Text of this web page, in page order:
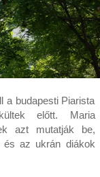
a budapesti Piarista
előtt. Maria
azt mutatják be,
és az ukrán diákok